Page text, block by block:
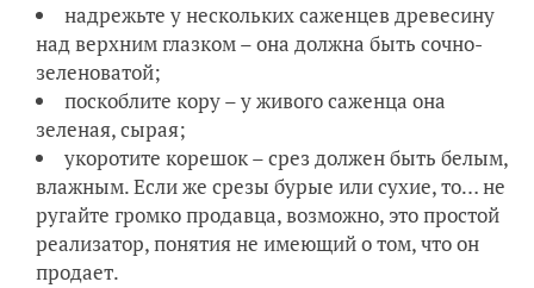
надрежьте у нескольких саженцев древесину
над верхним глазком – она должна быть сочно-
зеленоватой;
поскоблите кору – у живого саженца она
зеленая, сырая;
укоротите корешок – срез должен быть белым,
влажным. Если же срезы бурые или сухие, то… не
ругайте громко продавца, возможно, это простой
реализатор, понятия не имеющий о том, что он
продает.